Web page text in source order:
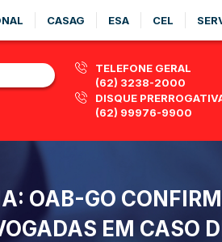
CASAG ESA CEL
TELEFONE GERAL
(62) 3238-2000
DISQUE
(62) 99976-9900
OAB-GO
EM CASO